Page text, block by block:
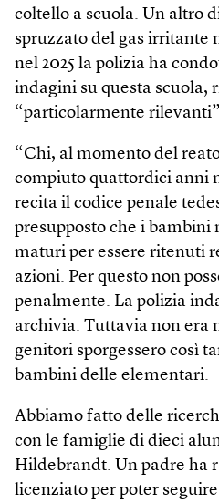
coltello a scuola. Un altro
spruzzato del gas irritante
nel 2025 la polizia ha
indagini su questa scuola,
“particolarmente
“Chi, al momento del
compiuto quattordici anni
recita il codice penale
presupposto che i bambini
maturi per essere ritenuti
azioni. Per questo non
penalmente. La polizia
archivia. Tuttavia non era
genitori sporgessero così
bambini delle elementari.
Abbiamo fatto delle
con le famiglie di dieci
Hildebrandt. Un padre ha
licenziato per poter